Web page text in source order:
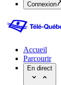
Connexion
Accueil
Parcourir
En direct